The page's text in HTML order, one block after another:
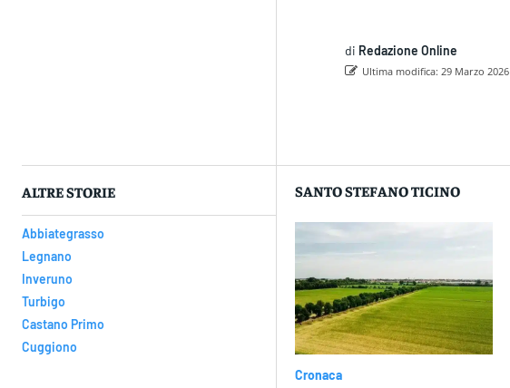
di Redazione Online
Ultima modifica: 29 Marzo 2026
ALTRE STORIE
Abbiategrasso
Legnano
Inveruno
Turbigo
Castano Primo
Cuggiono
SANTO STEFANO TICINO
Cronaca